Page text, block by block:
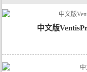
中文版